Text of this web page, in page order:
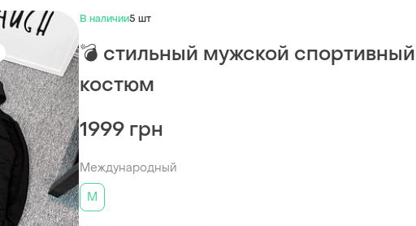
В наличии5 шт
💣 стильный мужской спортивный
костюм
1999 грн
Международный
M